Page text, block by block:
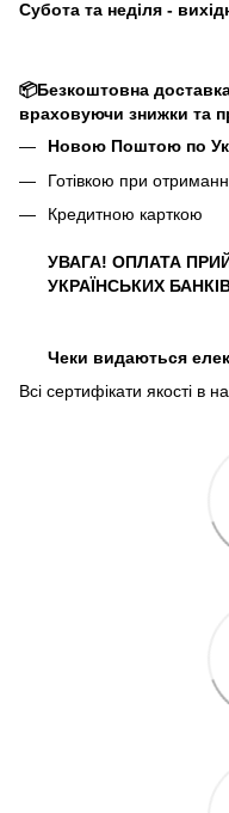
Субота та неділя -
📦Безкоштовна
враховуючи знижки та
Новою Поштою по
Готівкою при
Кредитною карткою
УВАГА! ОПЛАТА
УКРАЇНСЬКИХ
Чеки видаються
Всі сертифікати якості в